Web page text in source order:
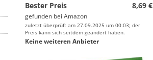
Bester Preis
8,69 €
gefunden bei Amazon
zuletzt überprüft am 27.09.2025 um 00:03; der
Preis kann sich seitdem geändert haben.
Keine weiteren Anbieter